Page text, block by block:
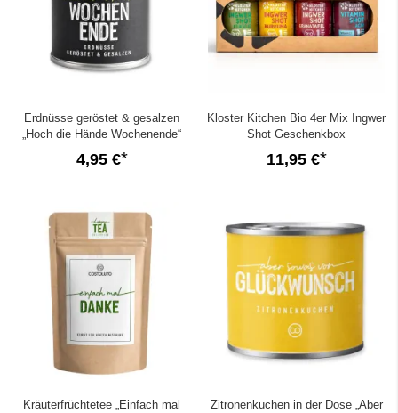
Erdnüsse geröstet & gesalzen
„Hoch die Hände Wochenende“
4,95 €
Kloster Kitchen Bio 4er Mix Ingwer
Shot Geschenkbox
11,95 €
Kräuterfrüchtetee „Einfach mal
Zitronenkuchen in der Dose „Aber